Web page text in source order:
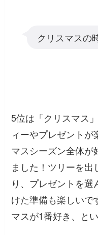
クリスマスの
5位は「クリスマス
ィーやプレゼント
マスシーズン全体が
ました！ツリーを
り、プレゼントを
けた準備も楽しいで
マスが1番好き、と